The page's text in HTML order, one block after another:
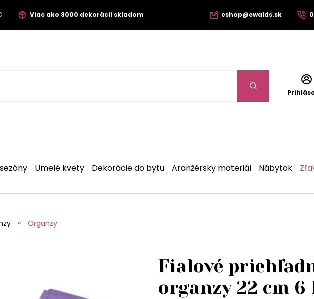
Viac ako 3000 dekorácií skladom eshop@ewalds.sk
Umelé kvety Dekorácie do bytu Aranžérsky materiál Nábytok
Organzy
Fialové
organzy 22 cm 6